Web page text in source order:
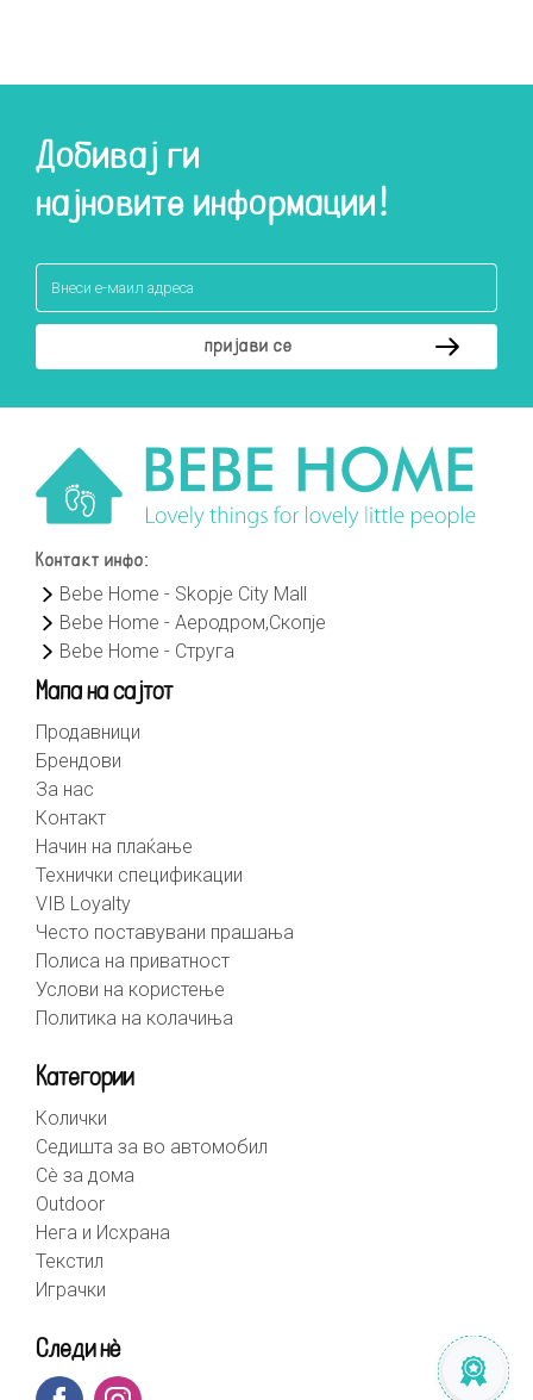
Добивај ги
најновите информации!
Контакт инфо:
Bebe Home - Skopje City Mall
Bebe Home - Аеродром,Скопје
Bebe Home - Струга
Мапа на сајтот
Продавници
Брендови
За нас
Контакт
Начин на плаќање
Технички спецификации
VIB Loyalty
Често поставувани прашања
Полиса на приватност
Услови на користење
Политика на колачиња
Категории
Колички
Седишта за во автомобил
Сè за дома
Outdoor
Нега и Исхрана
Текстил
Играчки
Следи нè